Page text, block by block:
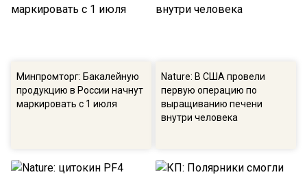
Минпромторг: Бакалейную
продукцию в России начнут
маркировать с 1 июля
Nature: В США провели
первую операцию по
выращиванию печени
внутри человека